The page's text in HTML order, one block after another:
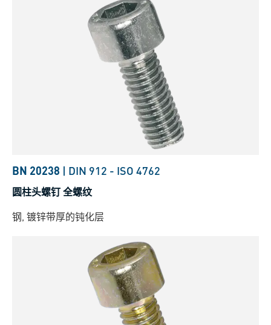
BN 20238 | DIN 912 - ISO 4762
圆柱头螺钉 全螺纹
钢, 镀锌带厚的钝化层